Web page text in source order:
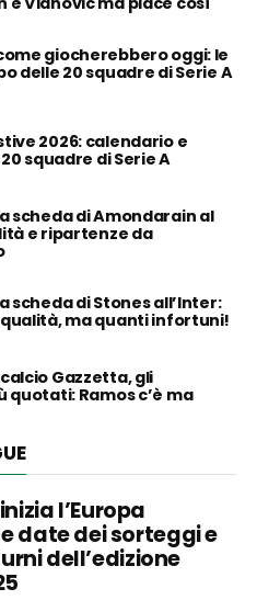
giocherebbero oggi: le
delle 20 squadre di Serie A
2026: calendario e
squadre di Serie A
scheda di Amondarain al
e ripartenze da
scheda di Stones all’Inter:
ma quanti infortuni!
Gazzetta, gli
Ramos c’è ma
l’Europa
date dei sorteggi e
dell’edizione